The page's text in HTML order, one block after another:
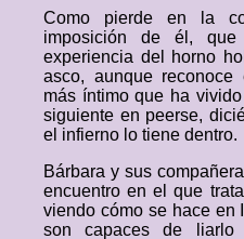
Como pierde en la
imposición de él,
experiencia del horno
asco, aunque
más íntimo que ha
siguiente en peerse,
el infierno lo tiene dentro.
Bárbara y sus
encuentro en el que
viendo cómo se hace en
son capaces de liarlo